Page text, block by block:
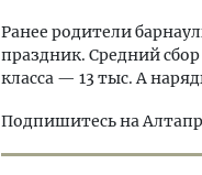
Ранее родители
праздник. Средний сбор
класса — 13 тыс. А
Подпишитесь на